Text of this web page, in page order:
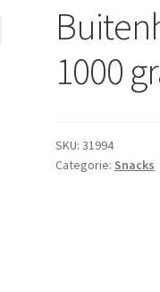
1000
SKU:31994
Categorie: Snacks